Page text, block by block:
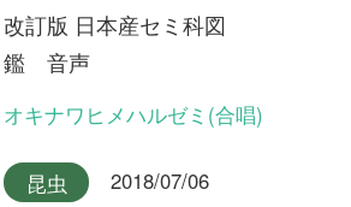
ハルゼミ(合唱)
声